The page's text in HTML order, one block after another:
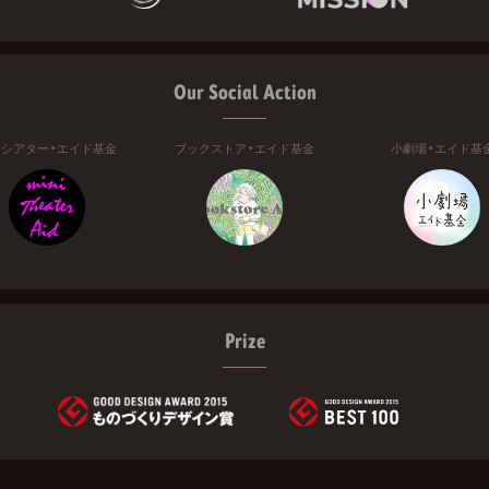
Our Social Action
アター・エイド基金 ブックストア・エイド基金 小劇場・エイド基
Prize